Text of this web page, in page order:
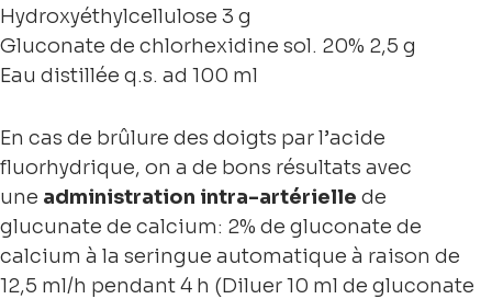
Hydroxyéthylcellulose 3 g
Gluconate de chlorhexidine sol. 20% 2,5 g
Eau distillée q.s. ad 100 ml
En cas de brûlure des doigts par l’acide
fluorhydrique, on a de bons résultats avec
une administration intra-artérielle de
glucunate de calcium: 2% de gluconate de
calcium à la seringue automatique à raison de
12,5 ml/h pendant 4 h (Diluer 10 ml de gluconate